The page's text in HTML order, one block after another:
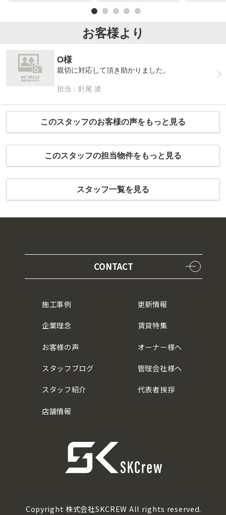
お客様より
O様
親切に対応して頂き助かりました。
担当：針尾 凌
このスタッフのお客様の声をもっと見る
このスタッフの担当物件をもっと見る
スタッフ一覧を見る
CONTACT
施工事例
企業理念
お客様の声
スタッフブログ
スタッフ紹介
店舗情報
更新情報
賃貸特集
オーナー様へ
管理会社様へ
代表者挨拶
Copyright 株式会社SKCREW All rights reserved.